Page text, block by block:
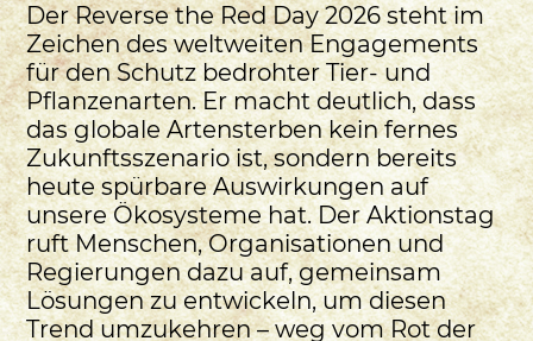
Der Reverse the Red Day 2026 steht im
Zeichen des weltweiten Engagements
für den Schutz bedrohter Tier- und
Pflanzenarten. Er macht deutlich, dass
das globale Artensterben kein fernes
Zukunftsszenario ist, sondern bereits
heute spürbare Auswirkungen auf
unsere Ökosysteme hat. Der Aktionstag
ruft Menschen, Organisationen und
Regierungen dazu auf, gemeinsam
Lösungen zu entwickeln, um diesen
Trend umzukehren – weg vom Rot der